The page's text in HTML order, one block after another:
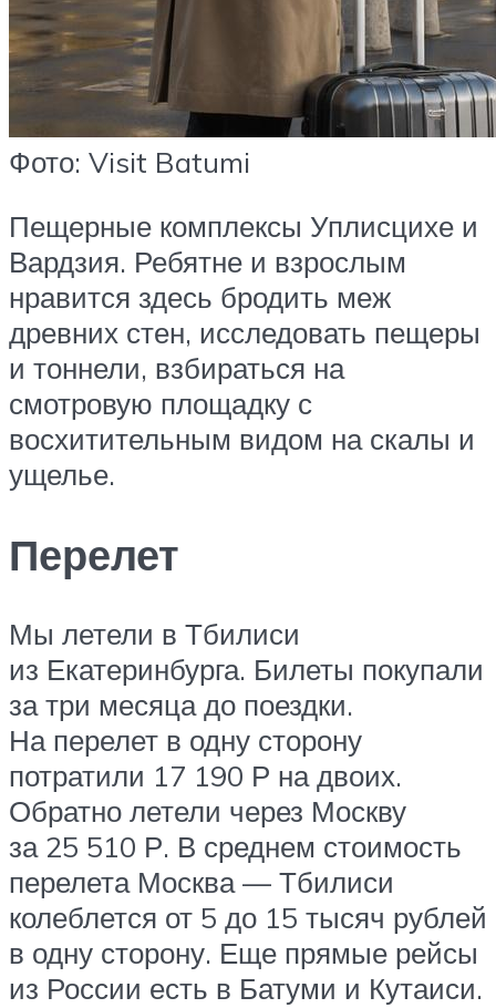
Фото: Visit Batumi
Пещерные комплексы Уплисцихе и
Вардзия. Ребятне и взрослым
нравится здесь бродить меж
древних стен, исследовать пещеры
и тоннели, взбираться на
смотровую площадку с
восхитительным видом на скалы и
ущелье.
Перелет
Мы летели в Тбилиси
из Екатеринбурга. Билеты покупали
за три месяца до поездки.
На перелет в одну сторону
потратили 17 190 Р на двоих.
Обратно летели через Москву
за 25 510 Р. В среднем стоимость
перелета Москва — Тбилиси
колеблется от 5 до 15 тысяч рублей
в одну сторону. Еще прямые рейсы
из России есть в Батуми и Кутаиси.